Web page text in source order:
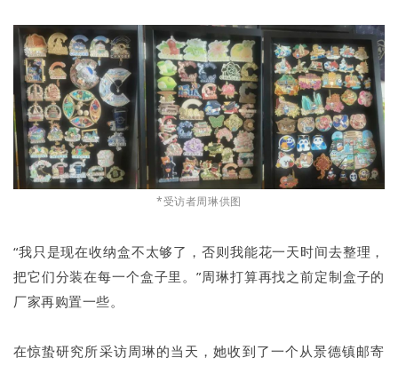
*受访者周琳供图
“我只是现在收纳盒不太够了，否则我能花一天时间去整理，
把它们分装在每一个盒子里。”周琳打算再找之前定制盒子的
厂家再购置一些。
在惊蛰研究所采访周琳的当天，她收到了一个从景德镇邮寄